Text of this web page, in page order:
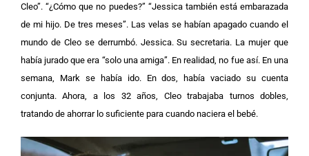
Cleo”.“¿Cómo que no puedes?” “Jessica también está embarazada
de mi hijo. De tres meses”. Las velas se habían apagado cuando el
mundo de Cleo se derrumbó. Jessica. Su secretaria. La mujer que
había jurado que era “solo una amiga”. En realidad, no fue así. En una
semana, Mark se había ido. En dos, había vaciado su cuenta
conjunta. Ahora, a los 32 años, Cleo trabajaba turnos dobles,
tratando de ahorrar lo suficiente para cuando naciera el bebé.